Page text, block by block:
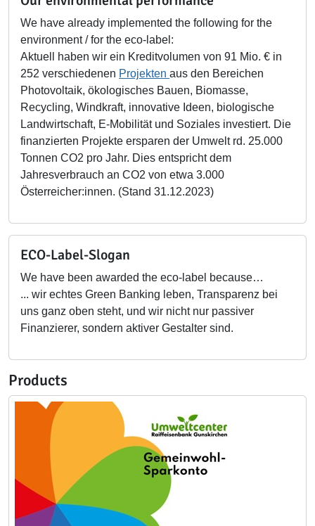
We have already implemented the following for the
environment / for the eco-label:
Aktuell haben wir ein Kreditvolumen von 91 Mio. € in
252 verschiedenen Projekten aus den Bereichen
Photovoltaik, ökologisches Bauen, Biomasse,
Recycling, Windkraft, innovative Ideen, biologische
Landwirtschaft, E-Mobilität und Soziales investiert. Die
finanzierten Projekte ersparen der Umwelt rd. 25.000
Tonnen CO2 pro Jahr. Dies entspricht dem
Jahresverbrauch an CO2 von etwa 3.000
Österreicher:innen. (Stand 31.12.2023)
ECO-Label-Slogan
We have been awarded the eco-label because…
... wir echtes Green Banking leben, Transparenz bei
uns ganz oben steht, und wir nicht nur passiver
Finanzierer, sondern aktiver Gestalter sind.
Products